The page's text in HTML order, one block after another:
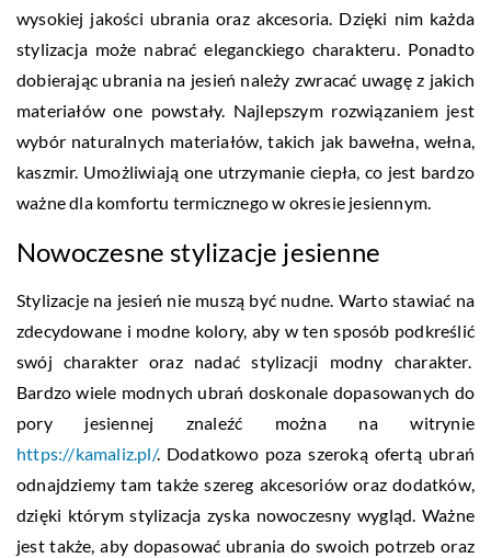
wysokiej jakości ubrania oraz akcesoria. Dzięki nim każda
stylizacja może nabrać eleganckiego charakteru. Ponadto
dobierając ubrania na jesień należy zwracać uwagę z jakich
materiałów one powstały. Najlepszym rozwiązaniem jest
wybór naturalnych materiałów, takich jak bawełna, wełna,
kaszmir. Umożliwiają one utrzymanie ciepła, co jest bardzo
ważne dla komfortu termicznego w okresie jesiennym.
Nowoczesne stylizacje jesienne
Stylizacje na jesień nie muszą być nudne. Warto stawiać na
zdecydowane i modne kolory, aby w ten sposób podkreślić
swój charakter oraz nadać stylizacji modny charakter.
Bardzo wiele modnych ubrań doskonale dopasowanych do
pory jesiennej znaleźć można na witrynie
https://kamaliz.pl/. Dodatkowo poza szeroką ofertą ubrań
odnajdziemy tam także szereg akcesoriów oraz dodatków,
dzięki którym stylizacja zyska nowoczesny wygląd. Ważne
jest także, aby dopasować ubrania do swoich potrzeb oraz